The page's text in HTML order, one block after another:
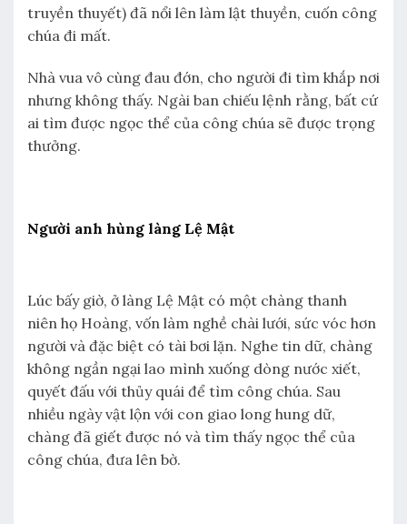
truyền thuyết) đã nổi lên làm lật thuyền, cuốn công
chúa đi mất.
Nhà vua vô cùng đau đớn, cho người đi tìm khắp nơi
nhưng không thấy. Ngài ban chiếu lệnh rằng, bất cứ
ai tìm được ngọc thể của công chúa sẽ được trọng
thưởng.
Người anh hùng làng Lệ Mật
Lúc bấy giờ, ở làng Lệ Mật có một chàng thanh
niên họ Hoàng, vốn làm nghề chài lưới, sức vóc hơn
người và đặc biệt có tài bơi lặn. Nghe tin dữ, chàng
không ngần ngại lao mình xuống dòng nước xiết,
quyết đấu với thủy quái để tìm công chúa. Sau
nhiều ngày vật lộn với con giao long hung dữ,
chàng đã giết được nó và tìm thấy ngọc thể của
công chúa, đưa lên bờ.